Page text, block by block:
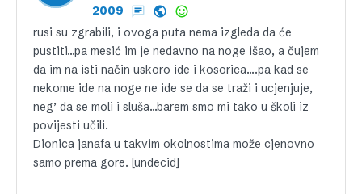
2009
rusi su zgrabili, i ovoga puta nema izgleda da će
pustiti…pa mesić im je nedavno na noge išao, a čujem
da im na isti način uskoro ide i kosorica….pa kad se
nekome ide na noge ne ide se da se traži i ucjenjuje,
neg’ da se moli i sluša…barem smo mi tako u školi iz
povijesti učili.
Dionica janafa u takvim okolnostima može cjenovno
samo prema gore. [undecid]